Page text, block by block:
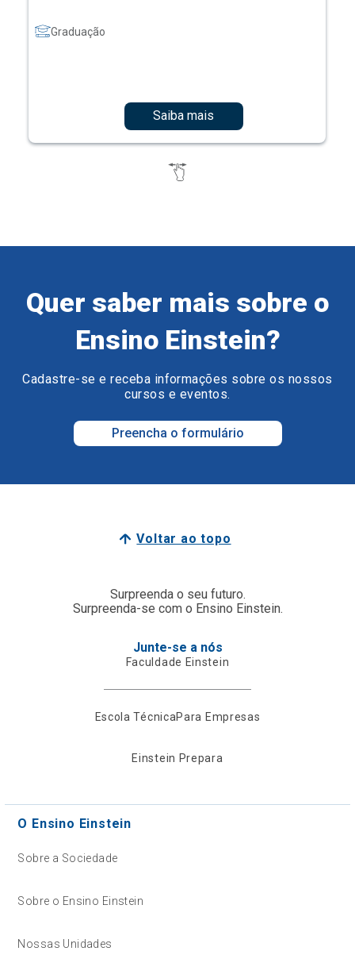
Graduação
Saiba mais
Quer saber mais sobre o
Ensino Einstein?
Cadastre-se e receba informações sobre os nossos
cursos e eventos.
Preencha o formulário
Voltar ao topo
Surpreenda o seu futuro.
Surpreenda-se com o Ensino Einstein.
Junte-se a nós
Faculdade Einstein
Escola TécnicaPara Empresas
Einstein Prepara
O Ensino Einstein
Sobre a Sociedade
Sobre o Ensino Einstein
Nossas Unidades